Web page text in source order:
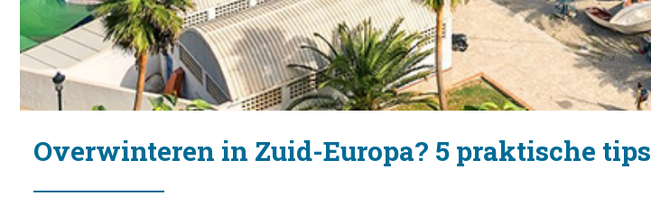
Overwinteren in Zuid-Europa? 5 praktische tips